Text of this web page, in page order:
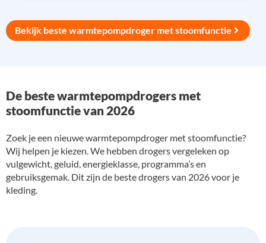
Bekijk beste warmtepompdroger met stoomfunctie
De beste warmtepompdrogers met
stoomfunctie van 2026
Zoek je een nieuwe warmtepompdroger met stoomfunctie?
Wij helpen je kiezen. We hebben drogers vergeleken op
vulgewicht, geluid, energieklasse, programma’s en
gebruiksgemak. Dit zijn de beste drogers van 2026 voor je
kleding.